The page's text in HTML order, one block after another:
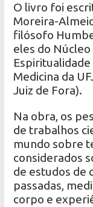
O livro foi
Moreira-
filósofo
eles do Núcleo
Espiritualidade
Medicina da
Juiz de Fora).
Na obra, os
de trabalhos
mundo sobre
considerados
de estudos de
passadas,
corpo e